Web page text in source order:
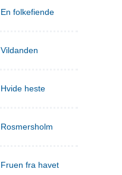
En folkefiende
Vildanden
Hvide heste
Rosmersholm
Fruen fra havet